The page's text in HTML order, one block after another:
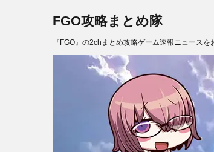
FGO攻略まとめ隊
『FGO』の2chまとめ攻略ゲーム速報ニュースを